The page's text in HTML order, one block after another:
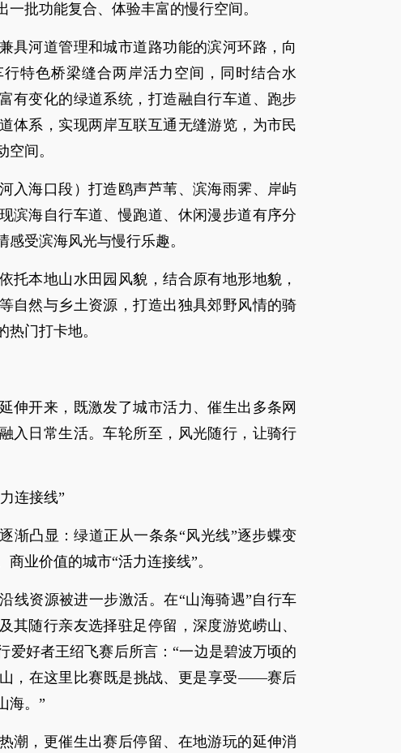
批功能复合、体验丰富的慢行空间。
具河道管理和城市道路功能的滨河环路，向
特色桥梁缝合两岸活力空间，同时结合水
有变化的绿道系统，打造融自行车道、跑步
体系，实现两岸互联互通无缝游览，为市民
间。
入海口段）打造鸥声芦苇、滨海雨霁、岸屿
滨海自行车道、慢跑道、休闲漫步道有序分
受滨海风光与慢行乐趣。
托本地山水田园风貌，结合原有地形地貌，
自然与乡土资源，打造出独具郊野风情的骑
门打卡地。
伸开来，既激发了城市活力、催生出多条网
入日常生活。车轮所至，风光随行，让骑行
连接线”
渐凸显：绿道正从一条条“风光线”逐步蝶变
业价值的城市“活力连接线”。
线资源被进一步激活。在“山海骑遇”自行车
其随行亲友选择驻足停留，深度游览崂山、
爱好者王绍飞赛后所言：“一边是碧波万顷的
，在这里比赛既是挑战、更是享受——赛后
海。”
潮，更催生出赛后停留、在地游玩的延伸消